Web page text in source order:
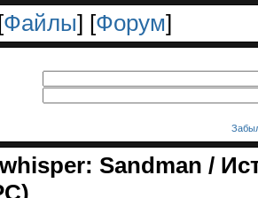
Файлы] [Форум]
Sandman /